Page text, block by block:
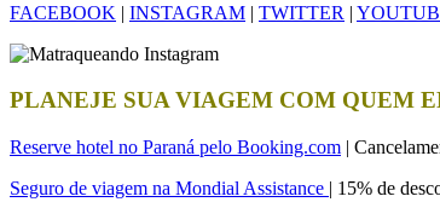
FACEBOOK | INSTAGRAM | TWITTER |
PLANEJE SUA VIAGEM COM QUEM
Reserve hotel no Paraná pelo Booking.com |
Seguro de viagem na Mondial Assistance | 15% de